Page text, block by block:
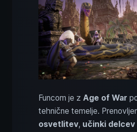
Funcom je z Age of War
tehnične temelje.
osvetlitev, učinki delcev